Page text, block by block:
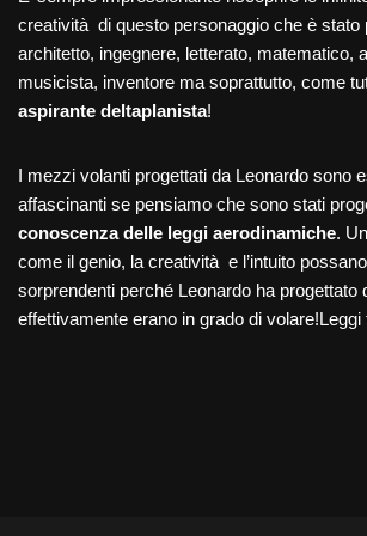
creatività di questo personaggio che è stato
architetto, ingegnere, letterato, matematico,
musicista, inventore ma soprattutto, come
aspirante deltaplanista!
I mezzi volanti progettati da Leonardo sono
affascinanti se pensiamo che sono stati
conoscenza delle leggi aerodinamiche.
come il genio, la creatività e l’intuito
sorprendenti perché Leonardo ha progettato
effettivamente erano in grado di volare!Leggi